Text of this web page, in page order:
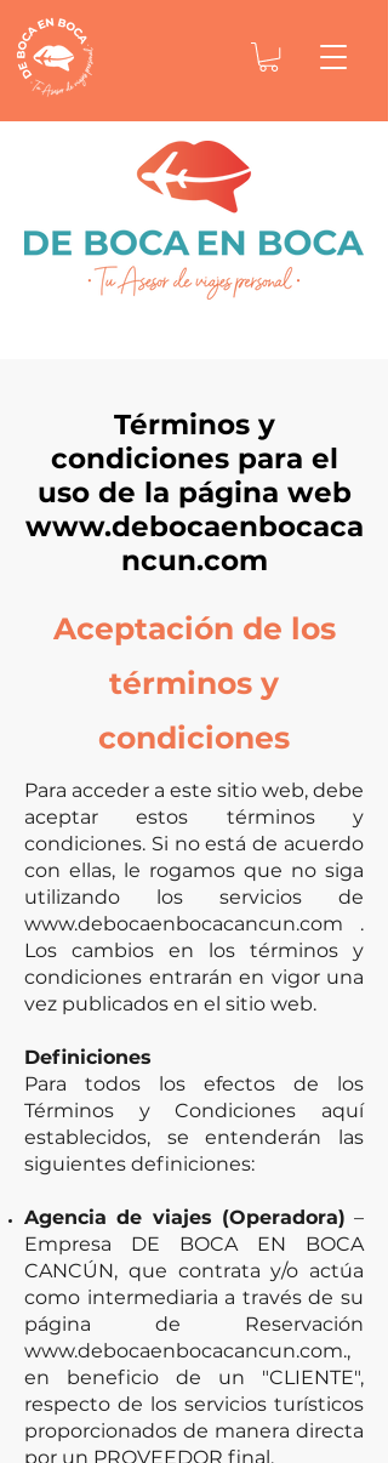
Términos y
condiciones para el
uso de la página web
www.debocaenbocaca
ncun.com
Aceptación de los
términos y
condiciones
Para acceder a este sitio web, debe
aceptar estos términos y
condiciones. Si no está de acuerdo
con ellas, le rogamos que no siga
utilizando los servicios de
www.debocaenbocacancun.com .
Los cambios en los términos y
condiciones entrarán en vigor una
vez publicados en el sitio web.
Definiciones
Para todos los efectos de los
Términos y Condiciones aquí
establecidos, se entenderán las
siguientes definiciones:
Agencia de viajes (Operadora) –
Empresa DE BOCA EN BOCA
CANCÚN, que contrata y/o actúa
como intermediaria a través de su
página de Reservación
www.debocaenbocacancun.com.,
en beneficio de un "CLIENTE",
respecto de los servicios turísticos
proporcionados de manera directa
por un PROVEEDOR final.